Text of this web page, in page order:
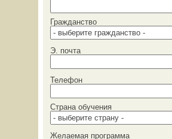
Гражданство
Э. почта
Телефон
Страна обучения
Желаемая программа